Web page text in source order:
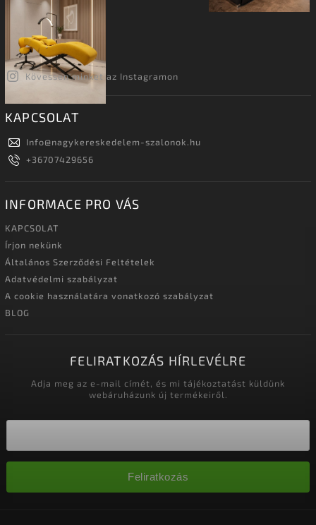
Kövessen minket az Instagramon
KAPCSOLAT
Info@nagykereskedelem-szalonok.hu
+36707429656
INFORMACE PRO VÁS
KAPCSOLAT
Írjon nekünk
Általános Szerződési Feltételek
Adatvédelmi szabályzat
A cookie használatára vonatkozó szabályzat
BLOG
FELIRATKOZÁS HÍRLEVÉLRE
Adja meg az e-mail címét, és mi tájékoztatást küldünk
webáruházunk új termékeiről.
Feliratkozás